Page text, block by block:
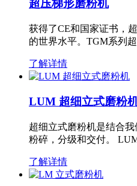
超压梯形磨粉机
获得了CE和国家证书，
的世界水平。TGM系列
了解详情
LUM 超细立式磨粉
超细立式磨粉机是结合
粉碎，分级和交付。
了解详情